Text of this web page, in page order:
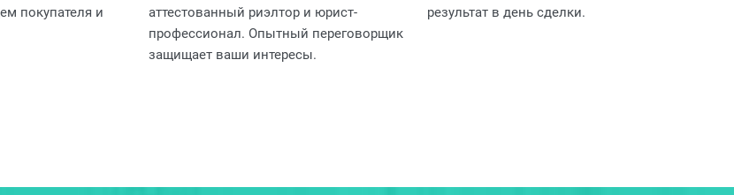
покупателя и
аттестованный риэлтор и юрист-
профессионал. Опытный переговорщик
защищает ваши интересы.
результат в день сделки.